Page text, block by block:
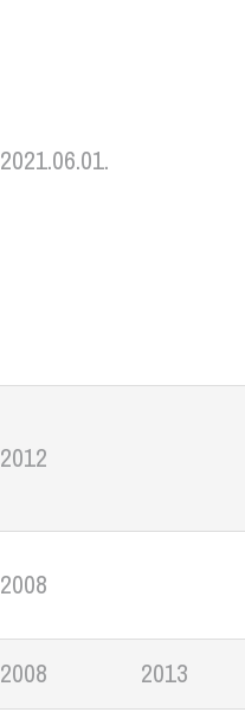
2021.06.01.
2012
2008
2008 2013